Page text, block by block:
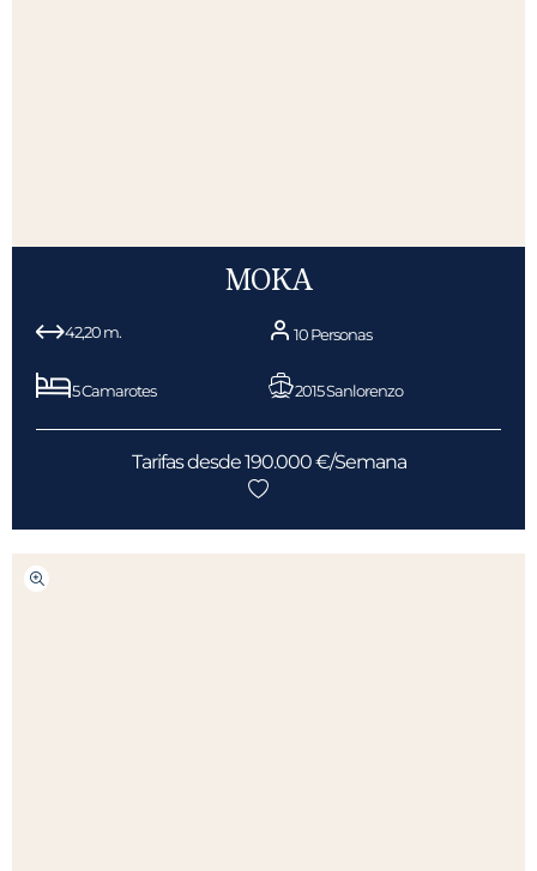
MOKA
42,20 m. 10 Personas
5 Camarotes 2015 Sanlorenzo
Tarifas desde 190.000 €/Semana